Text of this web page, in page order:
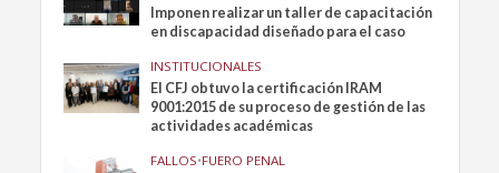
Imponen realizar un taller de capacitación
en discapacidad diseñado para el caso
INSTITUCIONALES
El CFJ obtuvo la certificación IRAM
9001:2015 de su proceso de gestión de las
actividades académicas
FALLOS•FUERO PENAL